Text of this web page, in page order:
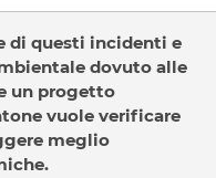
di questi incidenti e
dovuto alle
un progetto
vuole verificare
meglio